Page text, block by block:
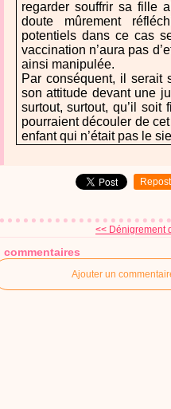
regarder souffrir sa fille
doute mûrement
potentiels dans ce cas
vaccination n’aura pas
ainsi manipulée.
Par conséquent, il serait
son attitude devant une
surtout, surtout, qu’il soit
pourraient découler de
enfant qui n’était pas le
Repost
<< Dénigrement
commentaires
Ajouter un